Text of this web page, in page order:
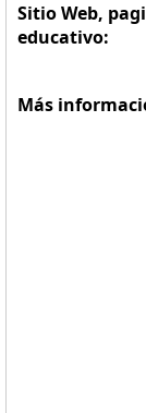
Sitio Web,
educativo:
Más